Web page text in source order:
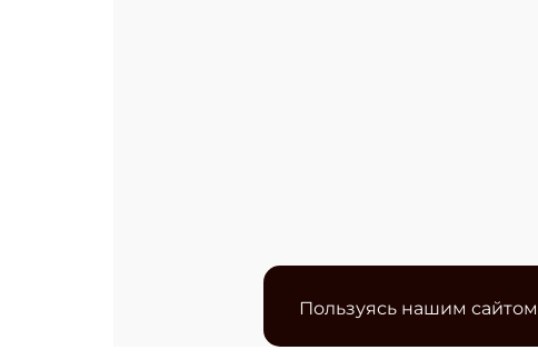
Пользуясь нашим